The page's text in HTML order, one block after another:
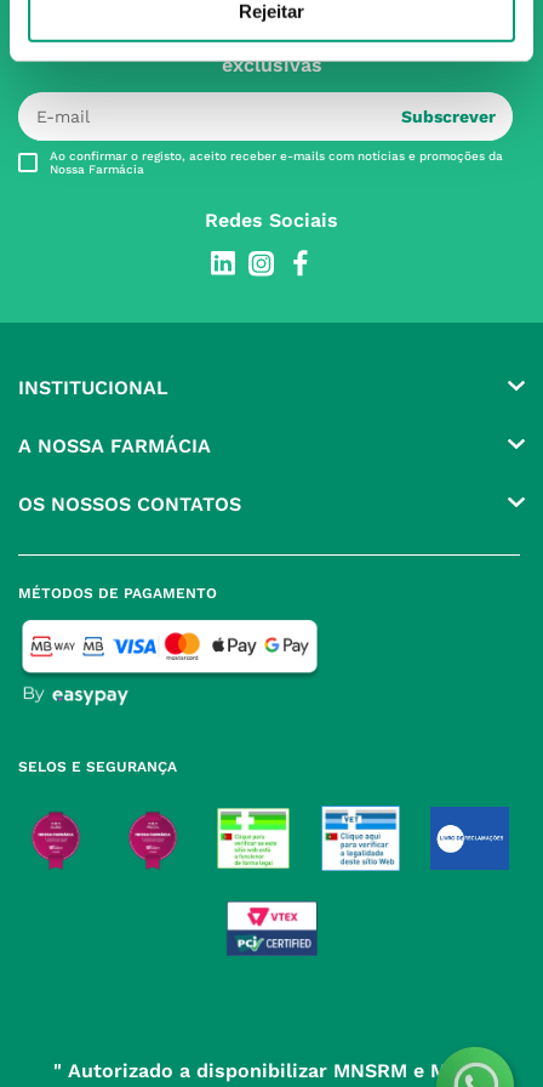
Rejeitar
Subscreva para receber ofertas e novidades
exclusivas
Subscrever
Ao confirmar o registo, aceito receber e-mails com notícias e promoções da
Nossa Farmácia
Redes Sociais
INSTITUCIONAL
Produtos Favoritos
A NOSSA FARMÁCIA
Política de Privacidade
Política de Cookies
Política de Devoluções
OS NOSSOS CONTATOS
Farmácias perto de si
MÉTODOS DE PAGAMENTO
SELOS E SEGURANÇA
" Autorizado a disponibilizar MNSRM e MSRM